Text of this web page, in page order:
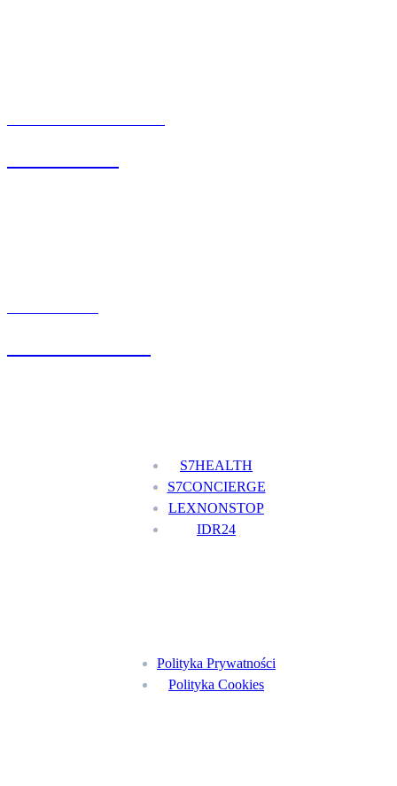
S7HEALTH
S7CONCIERGE
LEXNONSTOP
IDR24
Polityka Prywatności
Polityka Cookies